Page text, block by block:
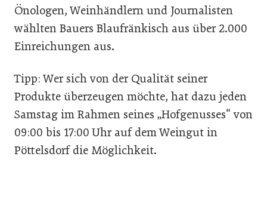
Önologen, Weinhändlern und Journalisten
wählten Bauers Blaufränkisch aus über 2.000
Einreichungen aus.
Tipp: Wer sich von der Qualität seiner
Produkte überzeugen möchte, hat dazu jeden
Samstag im Rahmen seines „Hofgenusses“ von
09:00 bis 17:00 Uhr auf dem Weingut in
Pöttelsdorf die Möglichkeit.